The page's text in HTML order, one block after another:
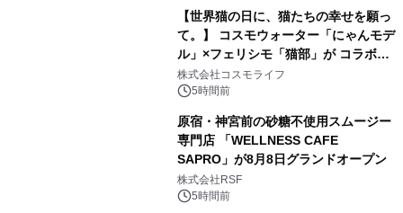
【世界猫の日に、猫たちの幸せを願っ
て。】 コスモウォーター「にゃんモデ
ル」×フェリシモ「猫部」が コラボキ
ャンペーンを実施
株式会社コスモライフ
5時間前
原宿・神宮前の砂糖不使用スムージー
専門店 「WELLNESS CAFE
SAPRO」が8月8日グランドオープン
株式会社RSF
5時間前